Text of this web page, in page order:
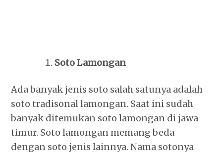
Soto Lamongan
Ada banyak jenis soto salah satunya adalah
soto tradisonal lamongan. Saat ini sudah
banyak ditemukan soto lamongan di jawa
timur. Soto lamongan memang beda
dengan soto jenis lainnya. Nama sotonya